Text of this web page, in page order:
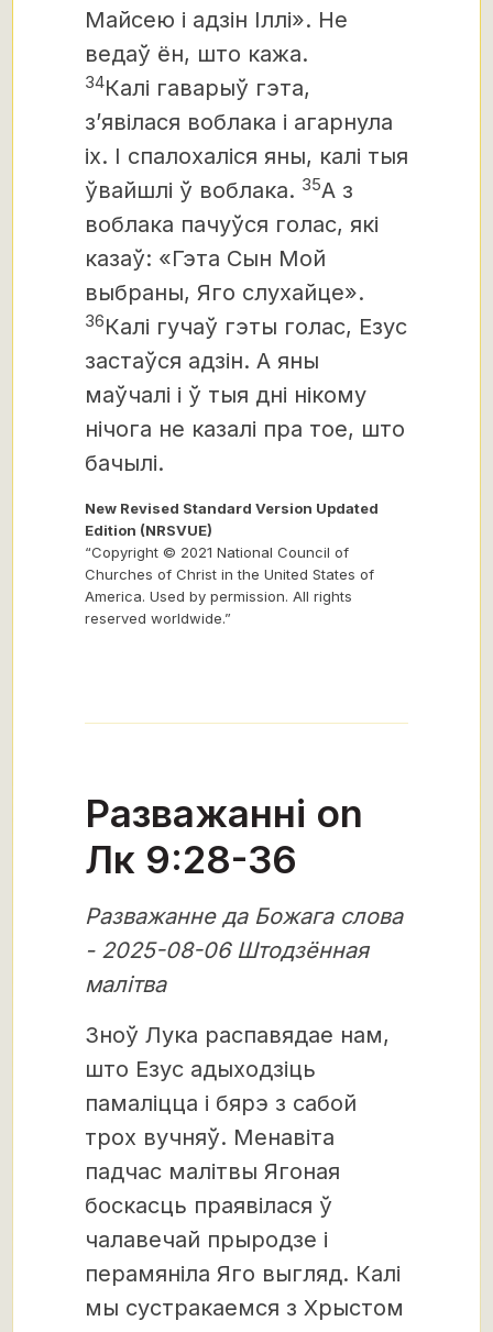
Майсею і адзін Іллі». Не
ведаў ён, што кажа.
34Калі гаварыў гэта,
з’явілася воблака і агарнула
іх. І спалохаліся яны, калі тыя
ўвайшлі ў воблака. 35А з
воблака пачуўся голас, які
казаў: «Гэта Сын Мой
выбраны, Яго слухайце».
36Калі гучаў гэты голас, Езус
застаўся адзін. А яны
маўчалі і ў тыя дні нікому
нічога не казалі пра тое, што
бачылі.
New Revised Standard Version Updated
Edition (NRSVUE)
“Copyright © 2021 National Council of
Churches of Christ in the United States of
America. Used by permission. All rights
reserved worldwide.”
Разважанні on
Лк 9:28-36
Разважанне да Божага слова
- 2025-08-06 Штодзённая
малітва
Зноў Лука распавядае нам,
што Езус адыходзіць
памаліцца і бярэ з сабой
трох вучняў. Менавіта
падчас малітвы Ягоная
боскасць праявілася ў
чалавечай прыродзе і
перамяніла Яго выгляд. Калі
мы сустракаемся з Хрыстом